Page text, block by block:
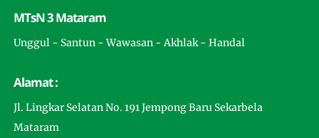
MTsN 3 Mataram
Unggul - Santun - Wawasan - Akhlak - Handal
Alamat :
Jl. Lingkar Selatan No. 191 Jempong Baru Sekarbela
Mataram